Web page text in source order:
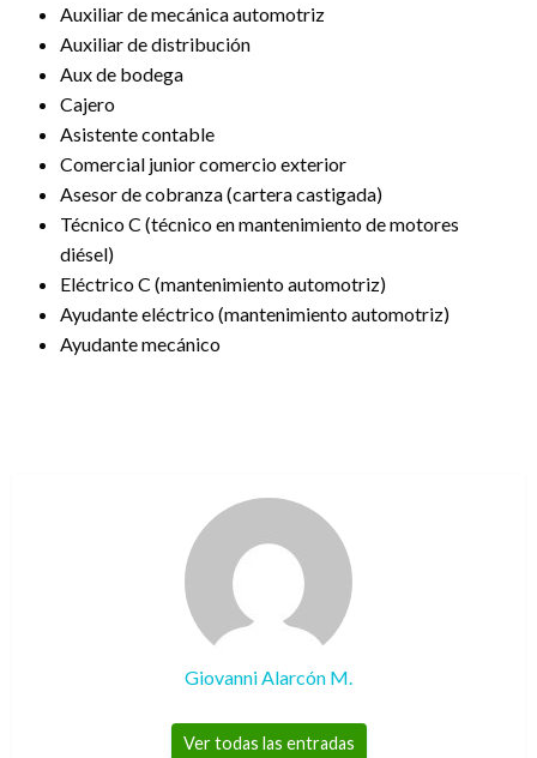
Auxiliar de mecánica automotriz
Auxiliar de distribución
Aux de bodega
Cajero
Asistente contable
Comercial junior comercio exterior
Asesor de cobranza (cartera castigada)
Técnico C (técnico en mantenimiento de motores
diésel)
Eléctrico C (mantenimiento automotriz)
Ayudante eléctrico (mantenimiento automotriz)
Ayudante mecánico
Giovanni Alarcón M.
Ver todas las entradas